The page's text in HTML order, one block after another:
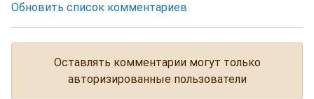
Обновить список комментариев
Оставлять комментарии могут только
авторизированные пользователи